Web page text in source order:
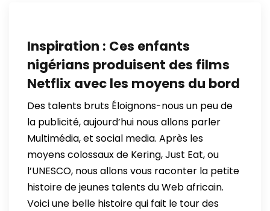
Inspiration : Ces enfants
nigérians produisent des films
Netflix avec les moyens du bord
Des talents bruts Éloignons-nous un peu de
la publicité, aujourd’hui nous allons parler
Multimédia, et social media. Après les
moyens colossaux de Kering, Just Eat, ou
l’UNESCO, nous allons vous raconter la petite
histoire de jeunes talents du Web africain.
Voici une belle histoire qui fait le tour des